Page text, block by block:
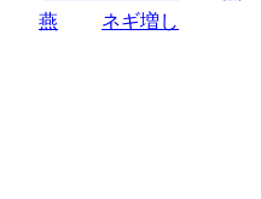
燕 ネギ増し